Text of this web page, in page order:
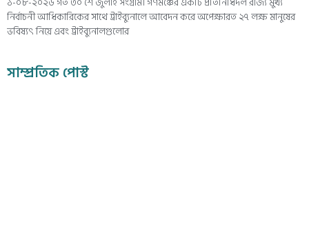
নির্বাচনী আধিকারিকের সাথে ট্রাইব্যুনালে আবেদন করে অপেক্ষারত ২৭ লক্ষ মানুষের
ভবিষ্যৎ নিয়ে এবং ট্রাইব্যুনালগুলোর
সাম্প্রতিক পোস্ট